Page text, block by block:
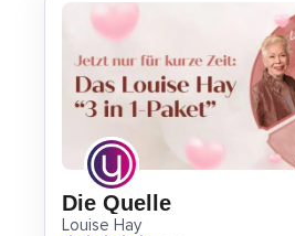
Die Quelle
Louise Hay